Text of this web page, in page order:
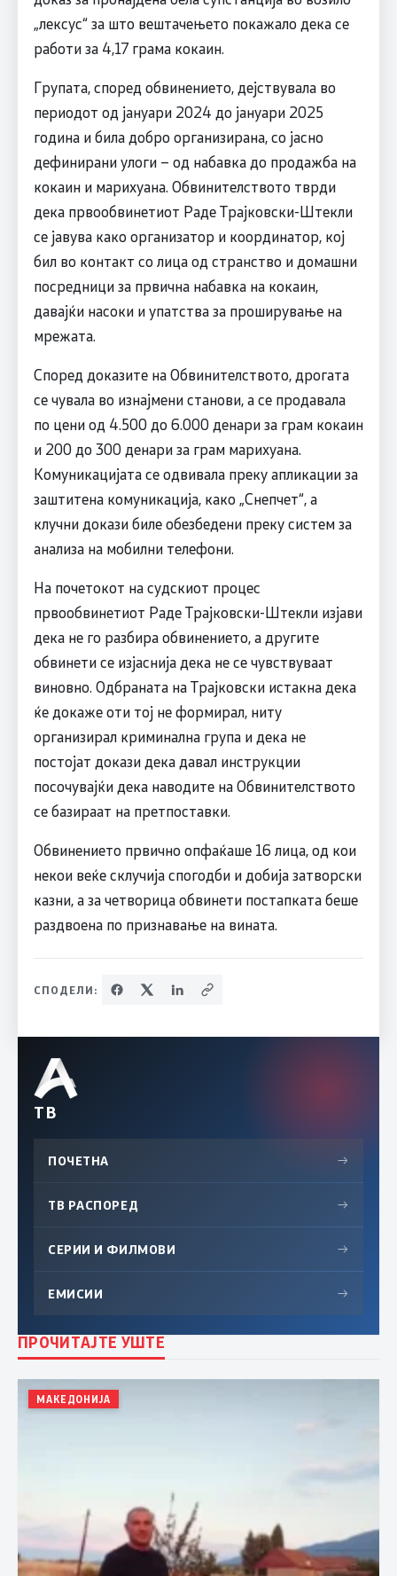
„лексус“ за што вештачењето покажало дека се
работи за 4,17 грама кокаин.
Групата, според обвинението, дејствувала во
периодот од јануари 2024 до јануари 2025
година и била добро организирана, со јасно
дефинирани улоги – од набавка до продажба на
кокаин и марихуана. Обвинителството тврди
дека првообвинетиот Раде Трајковски-Штекли
се јавува како организатор и координатор, кој
бил во контакт со лица од странство и домашни
посредници за првична набавка на кокаин,
давајќи насоки и упатства за проширување на
мрежата.
Според доказите на Обвинителството, дрогата
се чувала во изнајмени станови, а се продавала
по цени од 4.500 до 6.000 денари за грам кокаин
и 200 до 300 денари за грам марихуана.
Комуникацијата се одвивала преку апликации за
заштитена комуникација, како „Снепчет“, а
клучни докази биле обезбедени преку систем за
анализа на мобилни телефони.
На почетокот на судскиот процес
првообвинетиот Раде Трајковски-Штекли изјави
дека не го разбира обвинението, а другите
обвинети се изјаснија дека не се чувствуваат
виновно. Одбраната на Трајковски истакна дека
ќе докаже оти тој не формирал, ниту
организирал криминална група и дека не
постојат докази дека давал инструкции
посочувајќи дека наводите на Обвинителството
се базираат на претпоставки.
Обвинението првично опфаќаше 16 лица, од кои
некои веќе склучија спогодби и добија затворски
казни, а за четворица обвинети постапката беше
раздвоена по признавање на вината.
СПОДЕЛИ:
ТВ
ПОЧЕТНА →
ТВ РАСПОРЕД →
СЕРИИ И ФИЛМОВИ →
ЕМИСИИ →
ПРОЧИТАЈТЕ УШТЕ
МАКЕДОНИЈА